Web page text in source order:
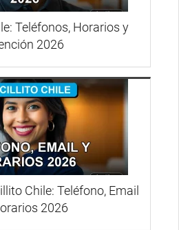
Teléfonos, Horarios y
2026
Chile: Teléfono, Email
2026